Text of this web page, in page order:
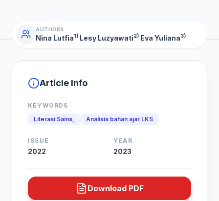
AUTHORS
Nina Lutfia1) Lesy Luzyawati2) Eva Yuliana3)
Article Info
KEYWORDS
Literasi Sains,
Analisis bahan ajar LKS
ISSUE
2022
YEAR
2023
Download PDF